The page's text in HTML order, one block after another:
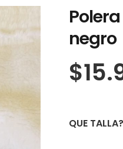
negro
$
QUE TALLA?